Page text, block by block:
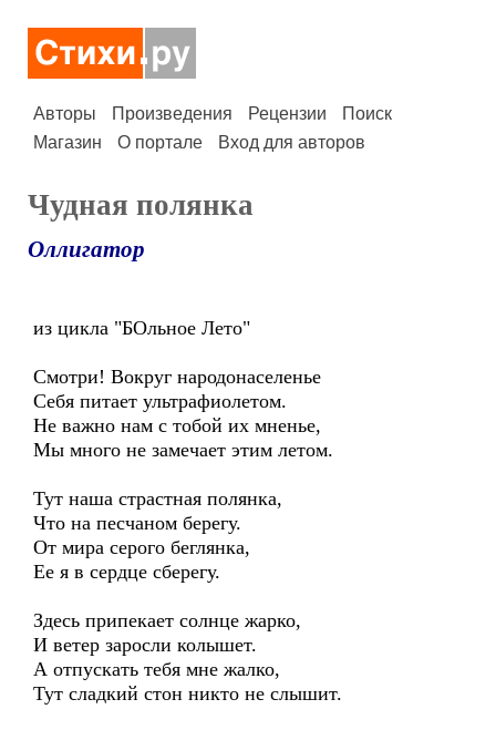
Авторы Произведения Рецензии
Поиск
Магазин
О портале Вход для авторов
Чудная полянка
Оллигатор
из цикла "БОльное Лето"
Смотри! Вокруг народонаселенье
Себя питает ультрафиолетом.
Не важно нам с тобой их мненье,
Мы много не замечает этим летом.
Тут наша страстная полянка,
Что на песчаном берегу.
От мира серого беглянка,
Ее я в сердце сберегу.
Здесь припекает солнце жарко,
И ветер заросли колышет.
А отпускать тебя мне жалко,
Тут сладкий стон никто не слышит.